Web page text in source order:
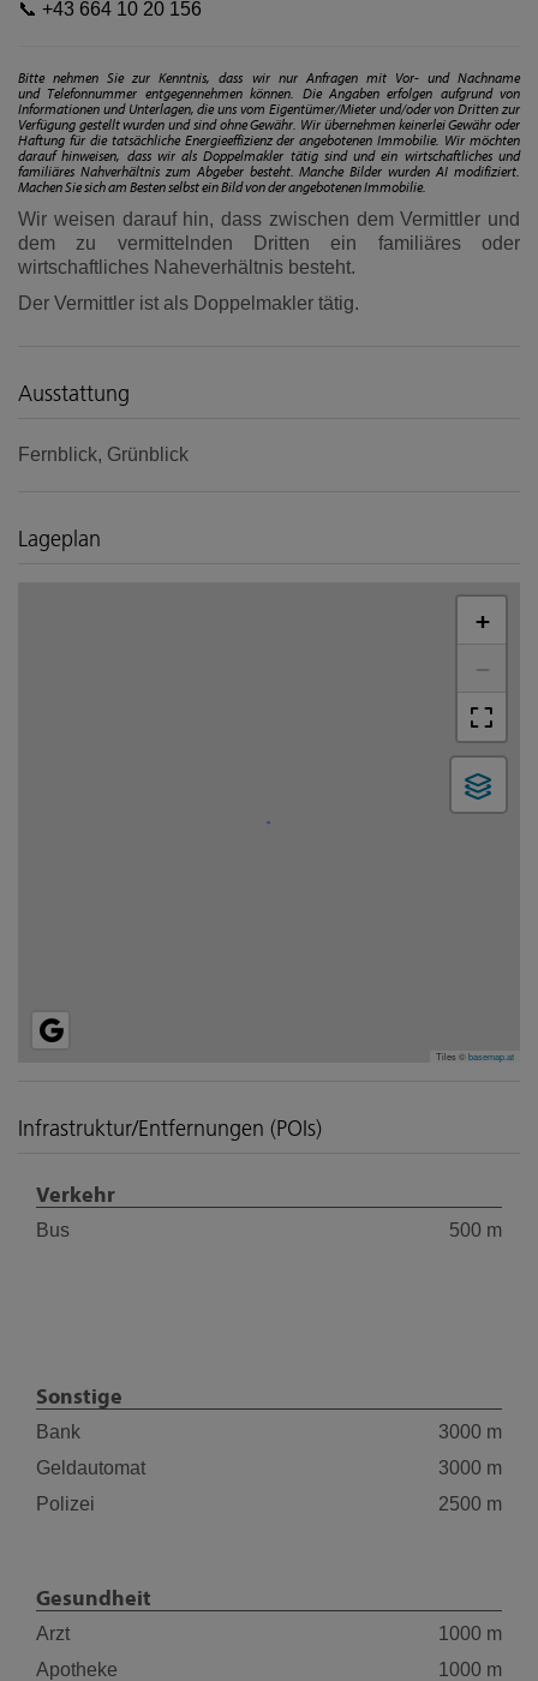
📞 +43 664 10 20 156
Bitte nehmen Sie zur Kenntnis, dass wir nur Anfragen mit Vor- und Nachname
und Telefonnummer entgegennehmen können. Die Angaben erfolgen aufgrund von
Informationen und Unterlagen, die uns vom Eigentümer/Mieter und/oder von Dritten zur
Verfügung gestellt wurden und sind ohne Gewähr. Wir übernehmen keinerlei Gewähr oder
Haftung für die tatsächliche Energieeffizienz der angebotenen Immobilie. Wir möchten
darauf hinweisen, dass wir als Doppelmakler tätig sind und ein wirtschaftliches und
familiäres Nahverhältnis zum Abgeber besteht. Manche Bilder wurden AI modifiziert.
Machen Sie sich am Besten selbst ein Bild von der angebotenen Immobilie.
Wir weisen darauf hin, dass zwischen dem Vermittler und
dem zu vermittelnden Dritten ein familiäres oder
wirtschaftliches Naheverhältnis besteht.
Der Vermittler ist als Doppelmakler tätig.
Ausstattung
Fernblick Grünblick
Lageplan
+
−
Tiles ©basemap.at
Infrastruktur/Entfernungen (POIs)
Verkehr
Bus 500 m
Sonstige
Bank
3000 m
Geldautomat
3000 m
Polizei
2500 m
Gesundheit
Arzt
1000 m
Apotheke
1000 m